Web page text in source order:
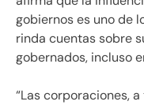
gobiernos es uno de
rinda cuentas sobre
gobernados, incluso
“Las corporaciones,